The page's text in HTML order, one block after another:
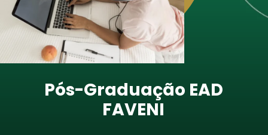
Pós-Graduação EAD
FAVENI